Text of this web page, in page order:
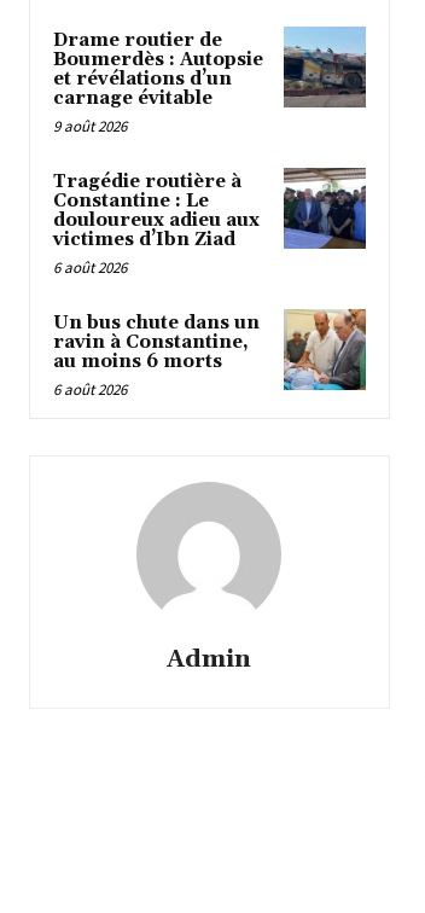
Drame routier de
Boumerdès : Autopsie
et révélations d’un
carnage évitable
9 août 2026
Tragédie routière à
Constantine : Le
douloureux adieu aux
victimes d’Ibn Ziad
6 août 2026
Un bus chute dans un
ravin à Constantine,
au moins 6 morts
6 août 2026
Admin